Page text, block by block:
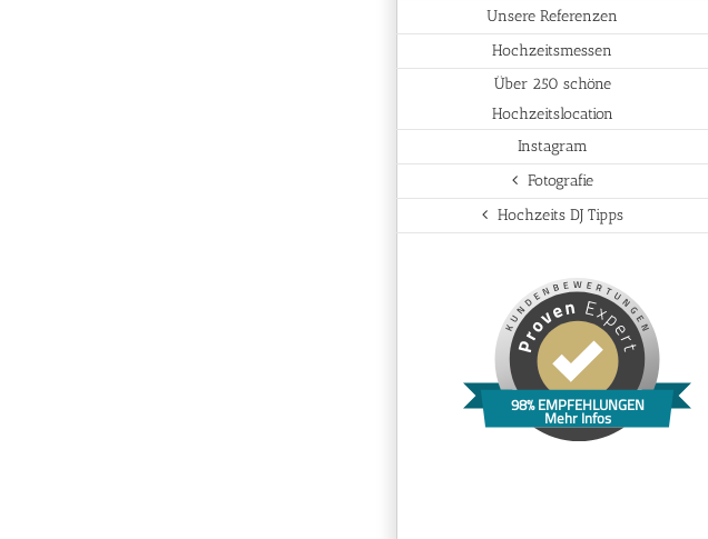
Unsere Referenzen
Hochzeitsmessen
Über 250 schöne
Hochzeitslocation
Instagram
Fotografie
Hochzeits DJ Tipps
98% EMPFEHLUNGEN
Mehr Infos